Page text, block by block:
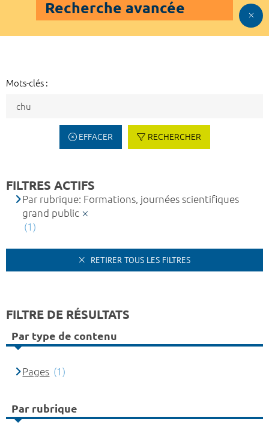
Recherche avancée
Mots-clés :
EFFACER RECHERCHER
FILTRES ACTIFS
Par rubrique: Formations, journées scientifiques
grand public
(1)
RETIRER TOUS LES FILTRES
FILTRE DE RÉSULTATS
Par type de contenu
Pages (1)
Par rubrique